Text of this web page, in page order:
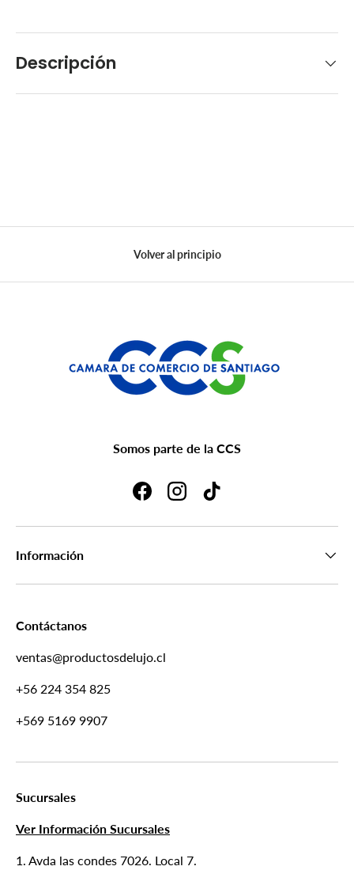
Descripción
Volver al principio
Somos parte de la CCS
FacebookInstagramTikTok
Información
Contáctanos
ventas@productosdelujo.cl
+56 224 354 825
+569 5169 9907
Sucursales
Ver Información Sucursales
1. Avda las condes 7026. Local 7.